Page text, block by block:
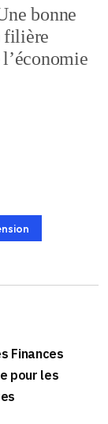
bonne
filière
Finances
pour les